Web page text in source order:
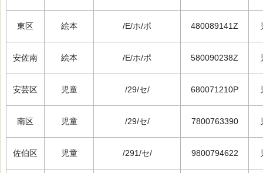
東区 絵本 /E/ホ/ポ 480089141Z
安佐南 絵本 /E/ホ/ポ 580090238Z
安芸区 児童 /29/セ/ 680071210P
南区 児童 /29/セ/ 7800763390
佐伯区 児童 /291/セ/ 9800794622